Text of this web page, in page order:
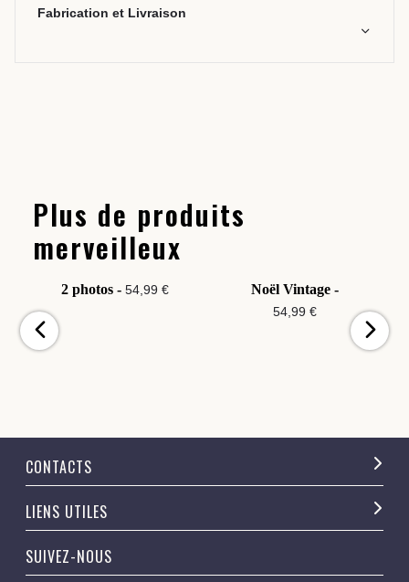
Fabrication et Livraison
Plus de produits
merveilleux
2 photos - 54,99 € Noël Vintage -
54,99 €
CONTACTS
LIENS UTILES
SUIVEZ-NOUS